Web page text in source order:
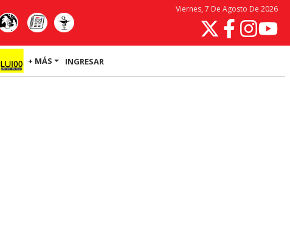
Viernes, 7 De Agosto De 2026
+ MÁS INGRESAR